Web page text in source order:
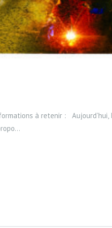
à retenir :